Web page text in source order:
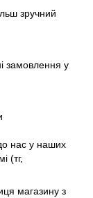
зручний
замовлення у
нас у наших
(тг,
магазину з